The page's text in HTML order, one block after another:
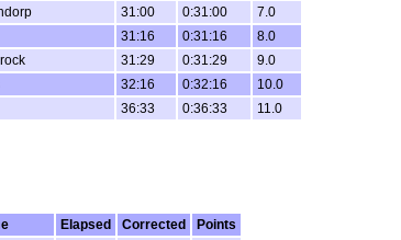
31:00 0:31:00
7.0
31:16 0:31:16
8.0
31:29 0:31:29
9.0
32:16 0:32:16
10.0
36:33 0:36:33 11.0
Elapsed Corrected
Points